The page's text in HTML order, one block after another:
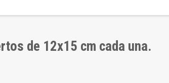
de 12x15 cm cada una.